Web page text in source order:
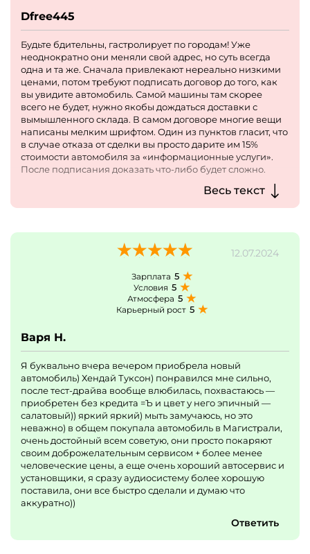
Dfree445
Будьте бдительны, гастролирует по городам! Уже
неоднократно они меняли свой адрес, но суть всегда
одна и та же. Сначала привлекают нереально низкими
ценами, потом требуют подписать договор до того, как
вы увидите автомобиль. Самой машины там скорее
всего не будет, нужно якобы дождаться доставки с
вымышленного склада. В самом договоре многие вещи
написаны мелким шрифтом. Один из пунктов гласит, что
в случае отказа от сделки вы просто дарите им 15%
стоимости автомобиля за «информационные услуги».
После подписания доказать что-либо будет сложно.
Люди, которые вляпались в это, ждут машины месяцами.
Но самое страшное, что все это обходится потом дороже,
чем у официального дилера!
Весь текст
12.07.2024
Зарплата 5
Условия 5
Атмосфера 5
Карьерный рост 5
Варя Н.
Я буквально вчера вечером приобрела новый
автомобиль) Хендай Туксон) понравился мне сильно,
после тест-драйва вообще влюбилась, похвастаюсь —
приобретен без кредита =Ъ и цвет у него эпичный —
салатовый)) яркий яркий) мыть замучаюсь, но это
неважно) в общем покупала автомобиль в Магистрали,
очень достойный всем советую, они просто покаряют
своим доброжелательным сервисом + более менее
человеческие цены, а еще очень хороший автосервис и
установщики, я сразу аудиосистему более хорошую
поставила, они все быстро сделали и думаю что
аккуратно))
Ответить